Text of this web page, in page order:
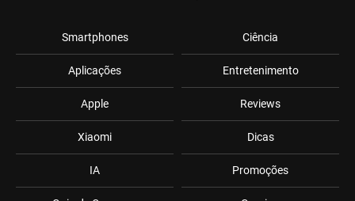
Smartphones
Aplicações
Apple
Xiaomi
IA
Ciência
Entretenimento
Reviews
Dicas
Promoções